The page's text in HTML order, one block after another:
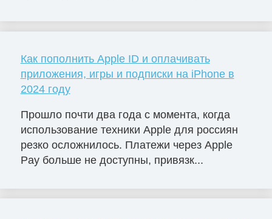
Как пополнить Apple ID и оплачивать
приложения, игры и подписки на iPhone в
2024 году
Прошло почти два года с момента, когда
использование техники Apple для россиян
резко осложнилось. Платежи через Apple
Pay больше не доступны, привязк...